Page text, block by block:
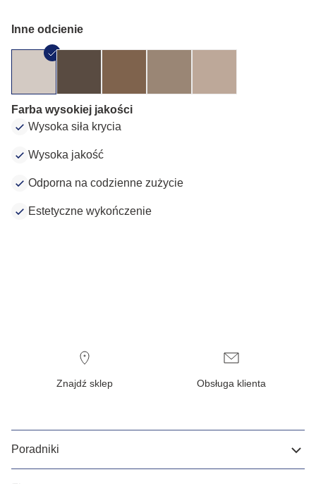
Inne odcienie
Farba wysokiej jakości
Wysoka siła krycia
Wysoka jakość
Odporna na codzienne zużycie
Estetyczne wykończenie
Znajdź sklep Obsługa klienta
Poradniki